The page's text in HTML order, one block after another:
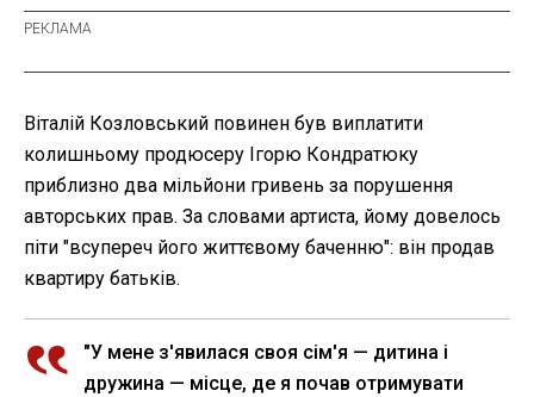
Віталій Козловський повинен був виплатити
колишньому продюсеру Ігорю Кондратюку
приблизно два мільйони гривень за порушення
авторських прав. За словами артиста, йому довелось
піти "всупереч його життєвому баченню": він продав
квартиру батьків.
"У мене з'явилася своя сім'я — дитина і
дружина — місце, де я почав отримувати